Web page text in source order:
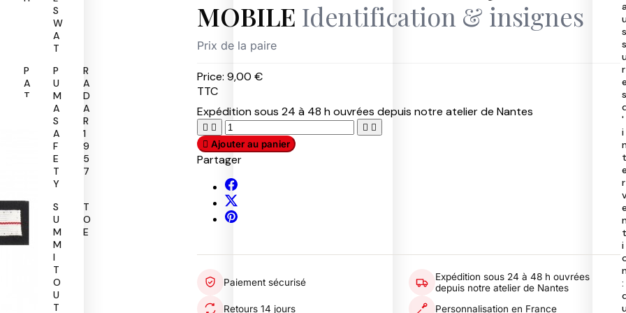
S
W
A
T
P
A
T
P
U
M
A
S
A
F
E
T
Y
R
A
D
A
R
1
9
5
7
U
S
U
M
M
I
T
O
U
T
T
O
E
s
s
r
s
'
i
t
r
t
i
:
MOBILE Identification & insignes
Prix de la paire
Price:9,00 €
TTC
Expédition sous 24 à 48 h ouvrées depuis notre atelier de Nantes
   
 Ajouter au panier
Partager
Paiement sécurisé
Expédition sous 24 à 48 h ouvrées
depuis notre atelier de Nantes
Retours 14 jours
Personnalisation en France